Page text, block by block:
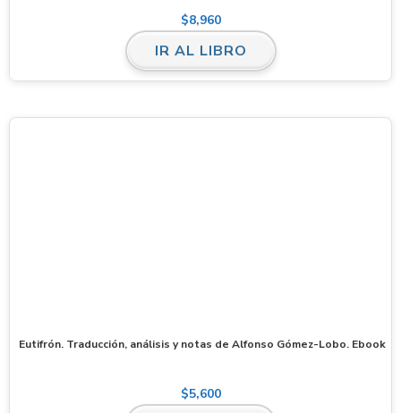
$8,960
IR AL LIBRO
Eutifrón. Traducción, análisis y notas de Alfonso Gómez-Lobo. Ebook
$5,600